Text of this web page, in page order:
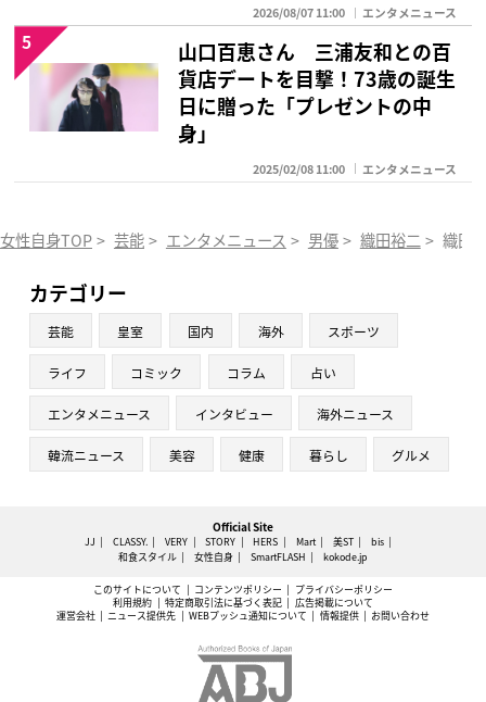
2026/08/07 11:00 エンタメニュース
山口百恵さん 三浦友和との百
貨店デートを目撃！73歳の誕生
日に贈った「プレゼントの中
身」
2025/02/08 11:00 エンタメニュース
5
女性自身TOP > 芸能 > エンタメニュース > 男優 > 織田裕二 > 織田
カテゴリー
芸能 皇室 国内 海外 スポーツ
ライフ コミック コラム 占い
エンタメニュース インタビュー 海外ニュース
韓流ニュース 美容 健康 暮らし グルメ
Official Site
JJ CLASSY. VERY STORY HERS Mart 美ST
bis
和食スタイル
女性自身 SmartFLASH kokode.jp
このサイトについて コンテンツポリシー
プライバシーポリシー
利用規約
特定商取引法に基づく表記
広告掲載について
運営会社
ニュース提供先 WEBプッシュ通知について 情報提供 お問い合わせ